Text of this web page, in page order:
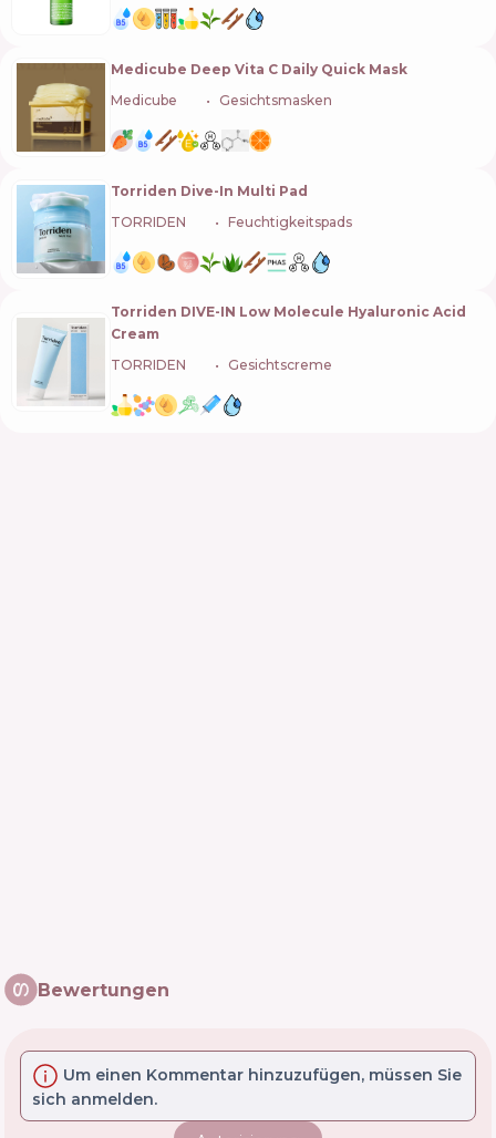
Medicube Deep Vita C Daily Quick Mask
Medicube
Gesichtsmasken
Torriden Dive-In Multi Pad
TORRIDEN
Feuchtigkeitspads
Torriden DIVE-IN Low Molecule Hyaluronic Acid
Cream
TORRIDEN
Gesichtscreme
Bewertungen
Um einen Kommentar hinzuzufügen, müssen Sie
sich anmelden.